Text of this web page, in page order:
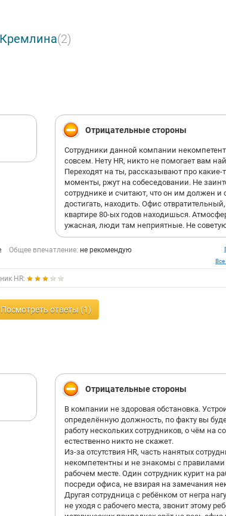
(2)
Отрицательные стороны
Сотрудники данной компании
совсем. Нету HR, никто не помогает вам
Переходят на ты, рассказывают про какие-
моменты, ржут на собеседовании. Не
сотруднике и считают, что он им должен и
достигать, находить. Офис
квартире 80-ых годов находишься.
ужасная, люди там неприятные. Не
Общее впечатление: не рекомендую
HR:
Посмотреть ответы (1)
Отрицательные стороны
В компании не здоровая обстановка.
определëнную должность, по факту вы
работу нескольких сотрудников, о чëм на
естественно никто не скажет.
Из-за отсутствия HR, часть нанятых
некомпетентны и не знакомы с
рабочем месте. Один сотрудник курит на
посреди офиса, не взирая на замечания
Другая сотрудница с ребëнком от негра
не уходя с рабочего места, звонит этому